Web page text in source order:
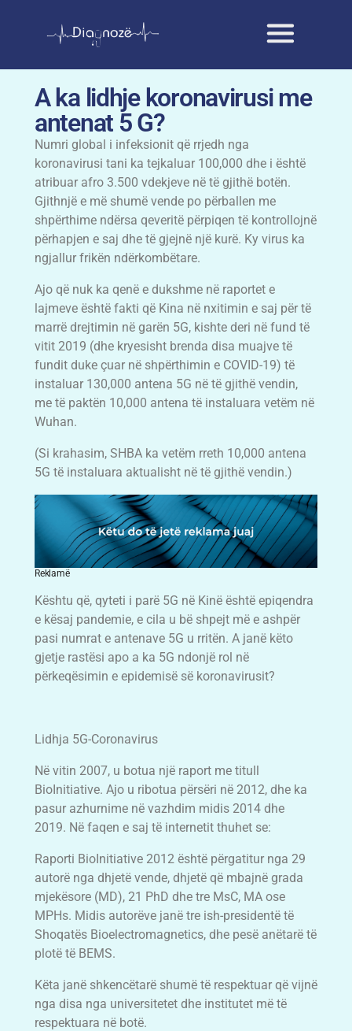
A ka lidhje koronavirusi me
antenat 5 G?
Numri global i infeksionit që rrjedh nga
koronavirusi tani ka tejkaluar 100,000 dhe i është
atribuar afro 3.500 vdekjeve në të gjithë botën.
Gjithnjë e më shumë vende po përballen me
shpërthime ndërsa qeveritë përpiqen të kontrollojnë
përhapjen e saj dhe të gjejnë një kurë. Ky virus ka
ngjallur frikën ndërkombëtare.
Ajo që nuk ka qenë e dukshme në raportet e
lajmeve është fakti që Kina në nxitimin e saj për të
marrë drejtimin në garën 5G, kishte deri në fund të
vitit 2019 (dhe kryesisht brenda disa muajve të
fundit duke çuar në shpërthimin e COVID-19) të
instaluar 130,000 antena 5G në të gjithë vendin,
me të paktën 10,000 antena të instaluara vetëm në
Wuhan.
(Si krahasim, SHBA ka vetëm rreth 10,000 antena
5G të instaluara aktualisht në të gjithë vendin.)
Reklamë
Kështu që, qyteti i parë 5G në Kinë është epiqendra
e kësaj pandemie, e cila u bë shpejt më e ashpër
pasi numrat e antenave 5G u rritën. A janë këto
gjetje rastësi apo a ka 5G ndonjë rol në
përkeqësimin e epidemisë së koronavirusit?
Lidhja 5G-Coronavirus
Në vitin 2007, u botua një raport me titull
BioInitiative. Ajo u ribotua përsëri në 2012, dhe ka
pasur azhurnime në vazhdim midis 2014 dhe
2019. Në faqen e saj të internetit thuhet se:
Raporti BioInitiative 2012 është përgatitur nga 29
autorë nga dhjetë vende, dhjetë që mbajnë grada
mjekësore (MD), 21 PhD dhe tre MsC, MA ose
MPHs. Midis autorëve janë tre ish-presidentë të
Shoqatës Bioelectromagnetics, dhe pesë anëtarë të
plotë të BEMS.
Këta janë shkencëtarë shumë të respektuar që vijnë
nga disa nga universitetet dhe institutet më të
respektuara në botë.